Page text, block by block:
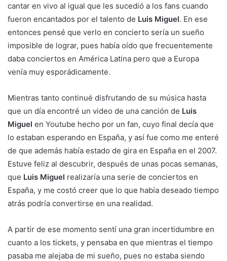
cantar en vivo al igual que les sucedió a los fans cuando
fueron encantados por el talento de Luis Miguel. En ese
entonces pensé que verlo en concierto sería un sueño
imposible de lograr, pues había oído que frecuentemente
daba conciertos en América Latina pero que a Europa
venía muy esporádicamente.
Mientras tanto continué disfrutando de su música hasta
que un día encontré un video de una canción de Luis
Miguel en Youtube hecho por un fan, cuyo final decía que
lo estaban esperando en España, y así fue como me enteré
de que además había estado de gira en España en el 2007.
Estuve feliz al descubrir, después de unas pocas semanas,
que Luis Miguel realizaría una serie de conciertos en
España, y me costó creer que lo que había deseado tiempo
atrás podría convertirse en una realidad.
A partir de ese momento sentí una gran incertidumbre en
cuanto a los tickets, y pensaba en que mientras el tiempo
pasaba me alejaba de mi sueño, pues no estaba siendo